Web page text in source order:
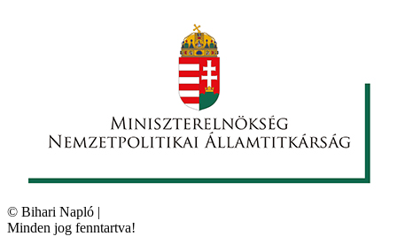
© Bihari Napló |
Minden jog fenntartva!